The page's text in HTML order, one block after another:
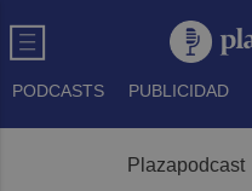
PODCASTS PUBLICIDAD
Plazapodcast